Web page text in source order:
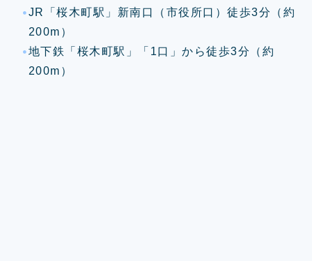
JR「桜木町駅」新南口（市役所口）徒歩3分（約
200m）
地下鉄「桜木町駅」「1口」から徒歩3分（約
200m）